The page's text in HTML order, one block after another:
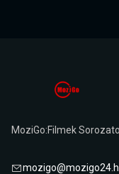
MoziGo:Filmek